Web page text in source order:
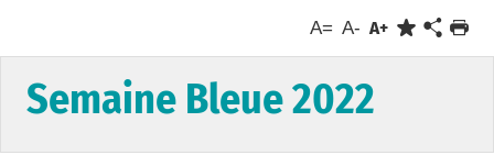
A= A- A+
Semaine Bleue 2022